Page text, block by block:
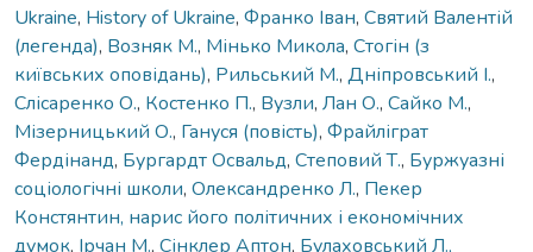
Ukraine, History of Ukraine, Франко Іван, Святий Валентій
(легенда), Возняк М., Мінько Микола, Стогін (з
київських оповідань), Рильський М., Дніпровський І.,
Слісаренко О., Костенко П., Вузли, Лан О., Сайко М.,
Мізерницький О., Гануся (повість), Фрайліграт
Фердінанд, Бургардт Освальд, Степовий Т., Буржуазні
соціологічні школи, Олександренко Л., Пекер
Констянтин, нарис його політичних і економічних
думок, Ірчан М., Сінклер Аптон, Булаховський Л.,